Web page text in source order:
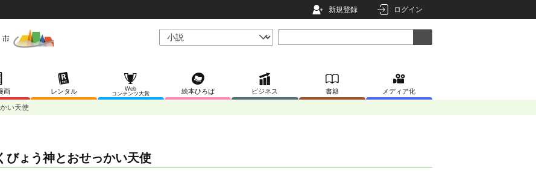
新規登録 ログイン
画 レンタル
Web
コンテンツ大賞
絵本ひろば ビジネス 書籍 メディア化
い天使
びょう神とおせっかい天使